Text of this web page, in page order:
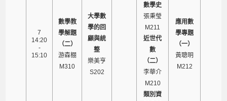
7
14:20
-
15:10
數學教
學解題
（二）
游森棚
M310
大學數
學的回
顧與統
整
樂美亨
S202
數學史
張秉瑩
M211
近世代
數
（二）
李華介
M210
類別資
應用數
學專題
（一）
黃聰明
M212